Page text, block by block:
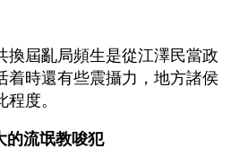
換屆亂局頻生是從江澤民當政
着時還有些震攝力，地方諸侯
度。
的流氓教唆犯